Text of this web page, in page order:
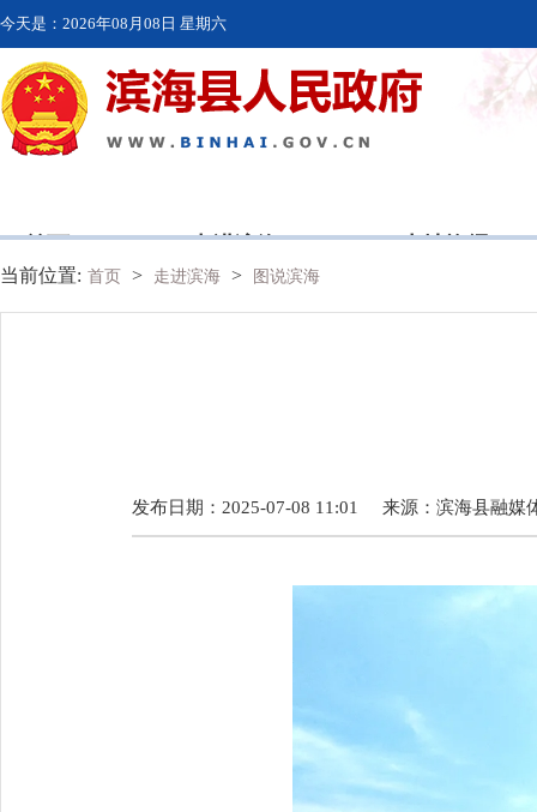
今天是： 2026年08月08日 星期六
首页 走进滨海 本地资讯
当前位置: 首页 > 走进滨海 > 图说滨海
发布日期：2025-07-08 11:01 来源： 滨海县融媒